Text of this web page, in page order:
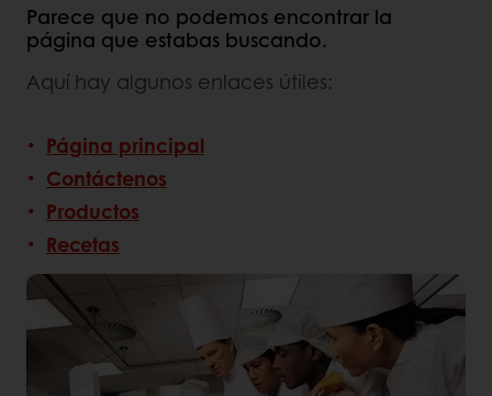
Parece que no podemos encontrar la
página que estabas buscando.
Aquí hay algunos enlaces útiles:
Página principal
Contáctenos
Productos
Recetas